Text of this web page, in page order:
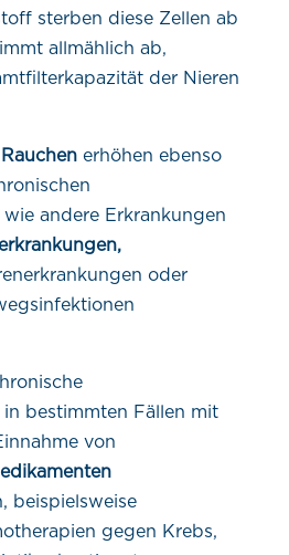
sterben diese Zellen ab
allmählich ab,
der Nieren
Rauchenerhöhen ebenso
andere Erkrankungen
oder
bestimmten Fällen mit
von
beispielsweise
gegen Krebs,